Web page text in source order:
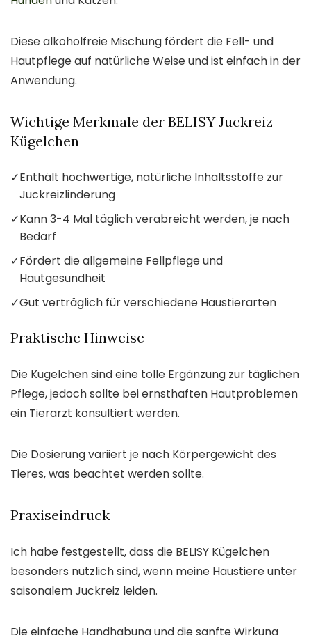
Diese alkoholfreie Mischung fördert die Fell- und
Hautpflege auf natürliche Weise und ist einfach in der
Anwendung.
Wichtige Merkmale der BELISY Juckreiz
Kügelchen
✓Enthält hochwertige, natürliche Inhaltsstoffe zur
Juckreizlinderung
✓Kann 3-4 Mal täglich verabreicht werden, je nach
Bedarf
✓Fördert die allgemeine Fellpflege und
Hautgesundheit
✓Gut verträglich für verschiedene Haustierarten
Praktische Hinweise
Die Kügelchen sind eine tolle Ergänzung zur täglichen
Pflege, jedoch sollte bei ernsthaften Hautproblemen
ein Tierarzt konsultiert werden.
Die Dosierung variiert je nach Körpergewicht des
Tieres, was beachtet werden sollte.
Praxiseindruck
Ich habe festgestellt, dass die BELISY Kügelchen
besonders nützlich sind, wenn meine Haustiere unter
saisonalem Juckreiz leiden.